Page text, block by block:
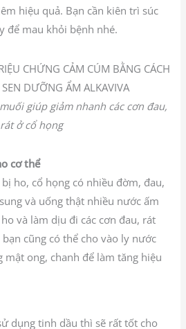
hiệu quả. Bạn cần kiên trì súc
để mau khỏi bệnh nhé.
giúp giảm nhanh các cơn đau,
rát ở cổ họng
cơ thể
ho, cổ họng có nhiều đờm, đau,
và uống thật nhiều nước ấm
và làm dịu đi các cơn đau, rát
cũng có thể cho vào ly nước
mật ong, chanh để làm tăng hiệu
dụng tinh dầu thì sẽ rất tốt cho